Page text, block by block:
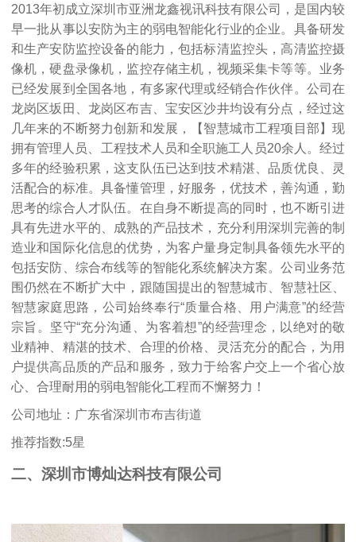
2013年初成立深圳市亚洲龙鑫视讯科技有限公司，是国内较
早一批从事以安防为主的弱电智能化行业的企业。具备研发
和生产安防监控设备的能力，包括标清监控头，高清监控摄
像机，硬盘录像机，监控存储主机，视频采集卡等等。业务
已经发展到全国各地，有多家代理或经销合作伙伴。公司在
龙岗区坂田、龙岗区布吉、宝安区沙井均设有分点，经过这
几年来的不断努力创新和发展，【智慧城市工程项目部】现
拥有管理人员、工程技术人员和全职施工人员20余人。经过
多年的经验积累，这支队伍已达到技术精湛、品质优良、灵
活配合的标准。具备懂管理，好服务，优技术，善沟通，勤
思考的综合人才队伍。在自身不断提高的同时，也不断引进
具有先进水平的、成熟的产品技术，充分利用深圳完善的制
造业和国际化信息的优势，为客户量身定制具备领先水平的
包括安防、综合布线等的智能化系统解决方案。公司业务范
围仍然在不断扩大中，跟随国提出的智慧城市、智慧社区、
智慧家庭思路，公司始终奉行“质量合格、用户满意”的经营
宗旨。坚守“充分沟通、为客着想”的经营理念，以绝对的敬
业精神、精湛的技术、合理的价格、灵活充分的配合，为用
户提供高品质的产品和服务，致力于给客户交上一个省心放
心、合理耐用的弱电智能化工程而不懈努力！
公司地址：广东省深圳市布吉街道
推荐指数:5星
二、深圳市博灿达科技有限公司